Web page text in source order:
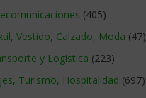
(405)
Vestido, Calzado, Moda (47)
y Logistica (223)
Turismo, Hospitalidad (697)